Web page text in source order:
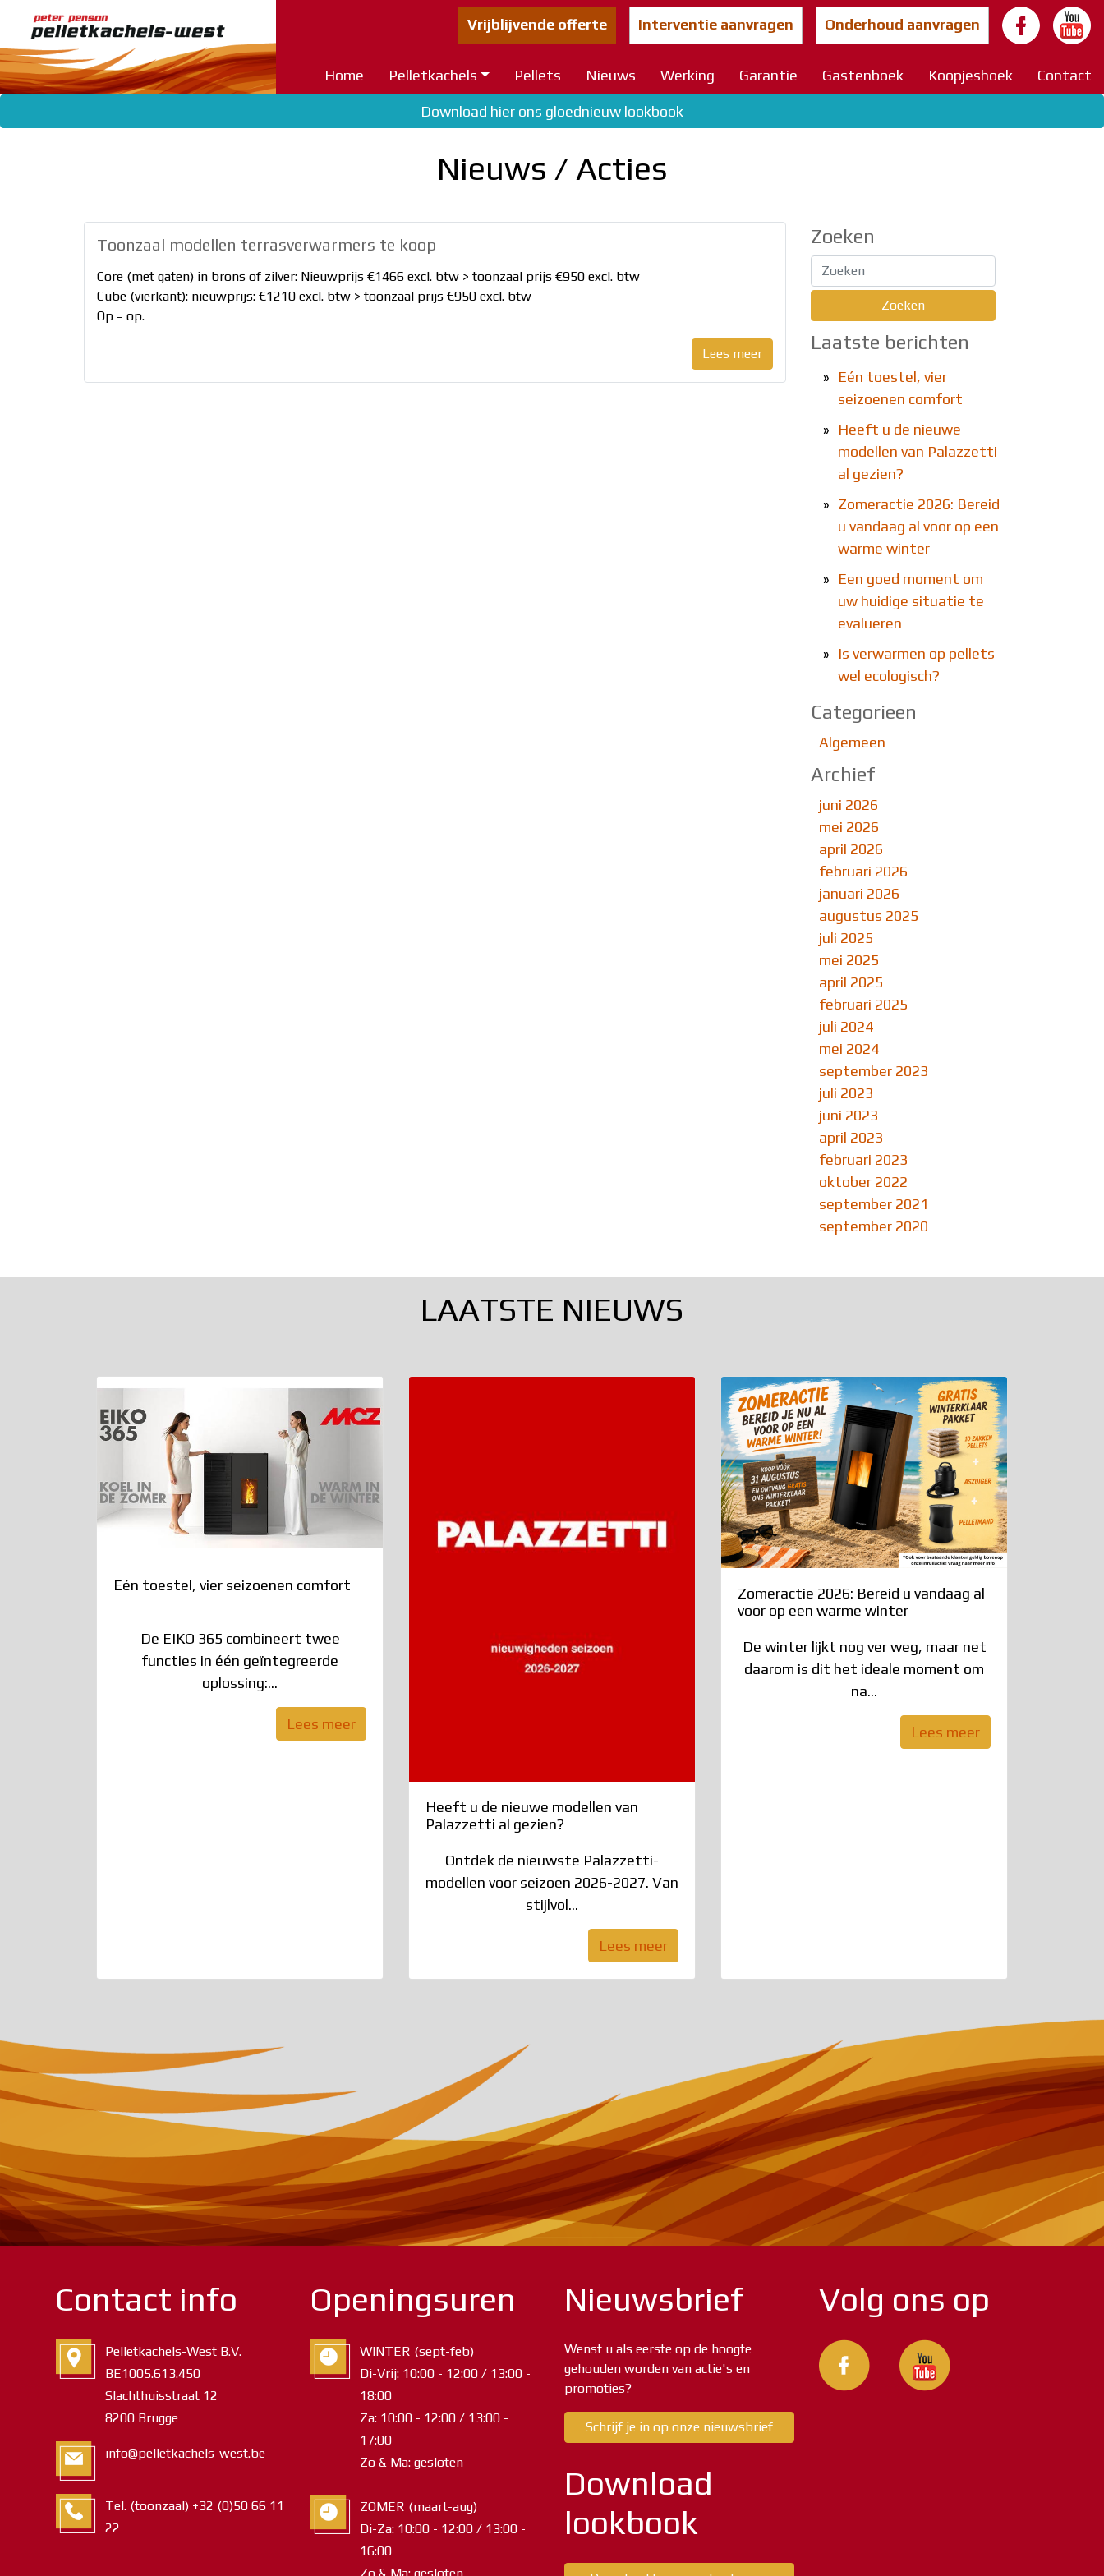
Home
Nordic
Pellethaarden
Onderhoud aanvragen
Interventie aanvragen
Vrijblijvende offerte
Home Pelletkachels Pellets Nieuws Werking Garantie Gastenboek Koopjeshoek Contact
Download hier ons gloednieuw lookbook
Nieuws / Acties
Toonzaal modellen terrasverwarmers te koop
Core (met gaten) in brons of zilver: Nieuwprijs €1466 excl. btw > toonzaal prijs €950 excl. btw
Cube (vierkant): nieuwprijs: €1210 excl. btw > toonzaal prijs €950 excl. btw
Op = op.
Lees meer
Zoeken
Laatste berichten
»
Eén toestel, vier
seizoenen comfort
»
Heeft u de nieuwe
modellen van Palazzetti
al gezien?
» Zomeractie 2026: Bereid
u vandaag al voor op een
warme winter
»
Een goed moment om
uw huidige situatie te
evalueren
»
Is verwarmen op pellets
wel ecologisch?
Categorieen
Algemeen
Archief
juni 2026
mei 2026
april 2026
februari 2026
januari 2026
augustus 2025
juli 2025
mei 2025
april 2025
februari 2025
juli 2024
mei 2024
september 2023
juli 2023
juni 2023
april 2023
februari 2023
oktober 2022
september 2021
september 2020
LAATSTE NIEUWS
Eén toestel, vier seizoenen comfort
De EIKO 365 combineert twee
functies in één geïntegreerde
oplossing:...
Lees meer
Heeft u de nieuwe modellen van
Palazzetti al gezien?
Ontdek de nieuwste Palazzetti-
modellen voor seizoen 2026-2027. Van
stijlvol...
Lees meer
Zomeractie 2026: Bereid u vandaag al
voor op een warme winter
De winter lijkt nog ver weg, maar net
daarom is dit het ideale moment om
na...
Lees meer
Contact info
Pelletkachels-West B.V.
BE1005.613.450
Slachthuisstraat 12
8200 Brugge
info@pelletkachels-west.be
Tel. (toonzaal) +32 (0)50 66 11
22
Openingsuren
WINTER (sept-feb)
Di-Vrij: 10:00 - 12:00 / 13:00 -
18:00
Za: 10:00 - 12:00 / 13:00 -
17:00
Zo & Ma: gesloten
ZOMER (maart-aug)
Di-Za: 10:00 - 12:00 / 13:00 -
16:00
Nieuwsbrief
Wenst u als eerste op de hoogte
gehouden worden van actie's en
promoties?
Schrijf je in op onze nieuwsbrief
Download
lookbook
Volg ons op